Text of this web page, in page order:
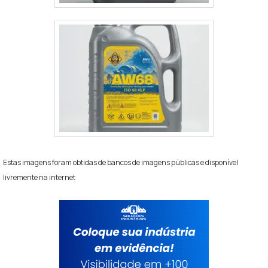
inspeções periódicas: ações simples agora evitam
falhas, prolongam componentes e mantêm conforto
e segurança para todos os ocupantes.
PERGUNTAS FREQUENTES
QUAL O MELHOR LUBRIFICANTE PARA
PORTA DE CARRO?
O melhor lubrificante para porta de carro depende
da peça a ser lubrificada: para dobradiças e trincos,
leve são ideais; para trilhos e mecanismos internos
do vidro, lubrificantes à base de silicone em spray
para automóveis costumam oferecer proteção
contra ferrugem e repelência à água.
Evite usar somente óleo fino ou graxa pesada em
borrachas de vedação, pois podem atrair poeira ou
Estas imagens foram obtidas de bancos de imagens públicas e disponível
livremente na internet